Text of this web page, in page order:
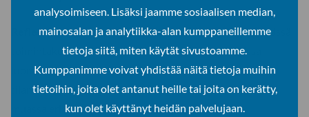
analysoimiseen. Lisäksi jaamme sosiaalisen median,
mainosalan ja analytiikka-alan kumppaneillemme
tietoja siitä, miten käytät sivustoamme.
Kumppanimme voivat yhdistää näitä tietoja muihin
tietoihin, joita olet antanut heille tai joita on kerätty,
kun olet käyttänyt heidän palvelujaan.
Reflektiivisyyson ollut keskeistä kehittymiseen pyrkivässä
toimintakulttuurissa, jota olemme pyrkineet pilotissa
luomaan. Reflektiivisyys on konkretisoitunut jatkuvana
tilanneseurantana ja arviointina, joka on sisältänyt muun
muassa eri yliopistojen tilanteiden seuraamista ja